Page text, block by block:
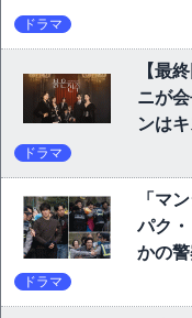
ドラマ
【最
ニが
ンは
ドラマ
「マ
パク
かの
ドラマ